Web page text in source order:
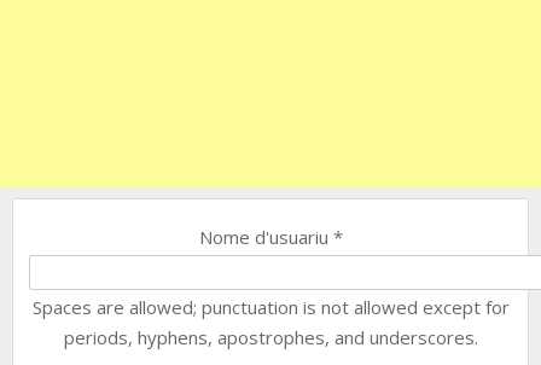
Nome d'usuariu *
Spaces are allowed; punctuation is not allowed except for
periods, hyphens, apostrophes, and underscores.